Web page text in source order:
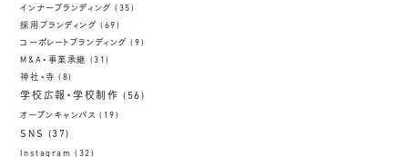
インナーブランディング (35)
採用ブランディング (69)
コーポレートブランディング (9)
M&A・事業承継 (31)
神社・寺 (8)
学校広報・学校制作 (56)
オープンキャンパス (19)
SNS (37)
Instagram (32)